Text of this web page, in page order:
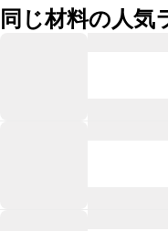
同じ材料の人気